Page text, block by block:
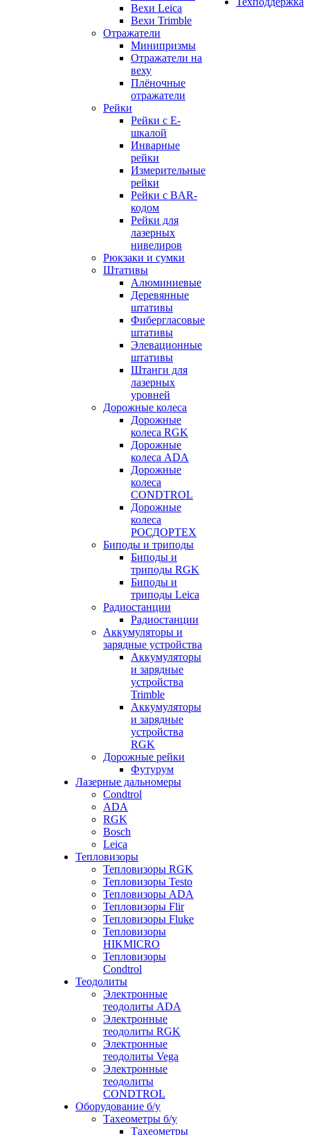
Вехи Leica
Вехи Trimble
Отражатели
Минипризмы
Отражатели на
веху
Плёночные
отражатели
Рейки
Рейки с E-
шкалой
Инварные
рейки
Измерительные
рейки
Рейки с BAR-
кодом
Рейки для
лазерных
нивелиров
Рюкзаки и сумки
Штативы
Алюминиевые
Деревянные
штативы
Фибергласовые
штативы
Элевационные
штативы
Штанги для
лазерных
уровней
Дорожные колеса
Дорожные
колеса RGK
Дорожные
колеса ADA
Дорожные
колеса
CONDTROL
Дорожные
колеса
РОСДОРТЕХ
Биподы и триподы
Биподы и
триподы RGK
Биподы и
триподы Leica
Радиостанции
Радиостанции
Аккумуляторы и
зарядные устройства
Аккумуляторы
и зарядные
устройства
Trimble
Аккумуляторы
и зарядные
устройства
RGK
Дорожные рейки
Футурум
Лазерные дальномеры
Condtrol
ADA
RGK
Bosch
Leica
Тепловизоры
Тепловизоры RGK
Тепловизоры Testo
Тепловизоры ADA
Тепловизоры Flir
Тепловизоры Fluke
Тепловизоры
HIKMICRO
Тепловизоры
Condtrol
Теодолиты
Электронные
теодолиты ADA
Электронные
теодолиты RGK
Электронные
теодолиты Vega
Электронные
теодолиты
CONDTROL
Оборудование б/у
Тахеометры б/у
Тахеометры